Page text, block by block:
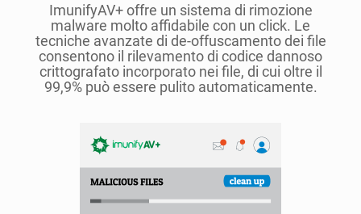
ImunifyAV+ offre un sistema di rimozione
malware molto affidabile con un click. Le
tecniche avanzate di de-offuscamento dei file
consentono il rilevamento di codice dannoso
crittografato incorporato nei file, di cui oltre il
99,9% può essere pulito automaticamente.